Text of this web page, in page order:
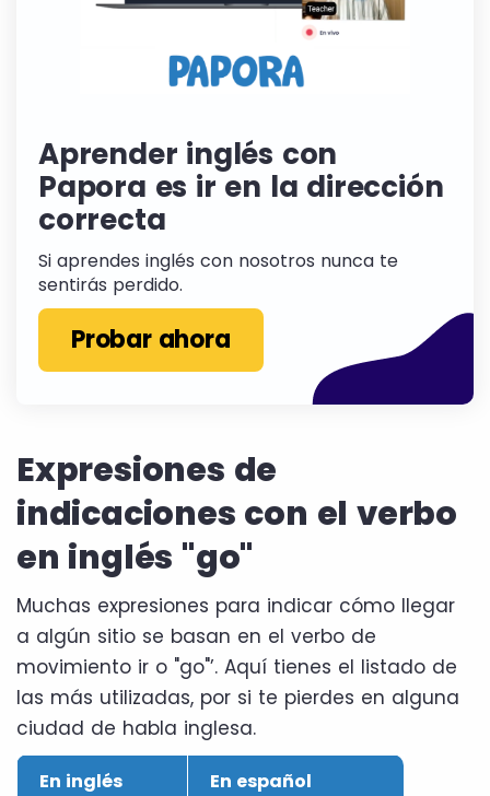
Aprender inglés con
Papora es ir en la dirección
correcta
Si aprendes inglés con nosotros nunca te
sentirás perdido.
Probar ahora
Expresiones de
indicaciones con el verbo
en inglés "go"
Muchas expresiones para indicar cómo llegar
a algún sitio se basan en el verbo de
movimiento ir o "go"’. Aquí tienes el listado de
las más utilizadas, por si te pierdes en alguna
ciudad de habla inglesa.
En inglés En español